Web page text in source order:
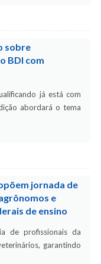
sobre
BDI com
já está com
abordará o tema
jornada de
e
de ensino
de profissionais da
garantindo